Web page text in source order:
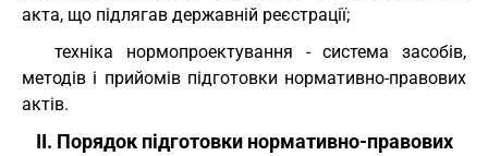
акта, що підлягав державній реєстрації;
техніка нормопроектування - система засобів,
методів і прийомів підготовки нормативно-правових
актів.
II. Порядок підготовки нормативно-правових